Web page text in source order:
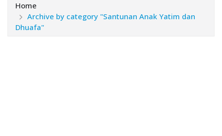
Home
Archive by category "Santunan Anak Yatim dan
Dhuafa"